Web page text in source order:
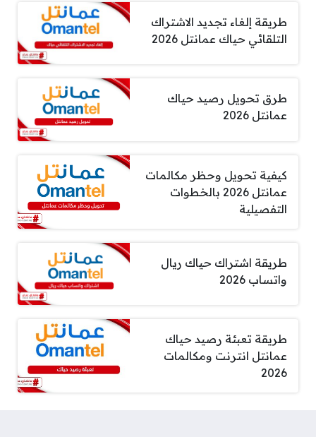
طريقة إلغاء تجديد الاشتراك
التلقائي حياك عمانتل 2026
طرق تحويل رصيد حياك
عمانتل 2026
كيفية تحويل وحظر مكالمات
عمانتل 2026 بالخطوات
التفصيلية
طريقة اشتراك حياك ريال
واتساب 2026
طريقة تعبئة رصيد حياك
عمانتل انترنت ومكالمات
2026